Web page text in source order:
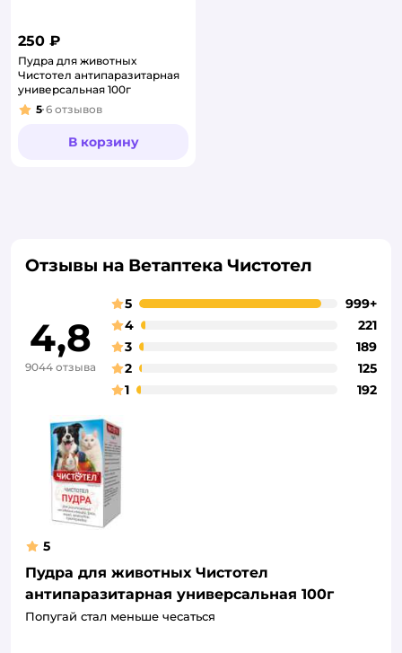
250 ₽
Пудра для животных
Чистотел антипаразитарная
универсальная 100г
Рейтинг:
5 6 отзывов
В корзину
Отзывы на Ветаптека Чистотел
4,8
9044 отзыва
5
999+
4
221
3
189
2
125
1
192
5
Пудра для животных Чистотел
антипаразитарная универсальная 100г
Попугай стал меньше чесаться